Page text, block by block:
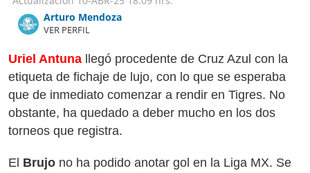
Arturo Mendoza
VER PERFIL
Uriel Antuna llegó procedente de Cruz Azul con la
etiqueta de fichaje de lujo, con lo que se esperaba
que de inmediato comenzar a rendir en Tigres. No
obstante, ha quedado a deber mucho en los dos
torneos que registra.
El Brujo no ha podido anotar gol en la Liga MX. Se